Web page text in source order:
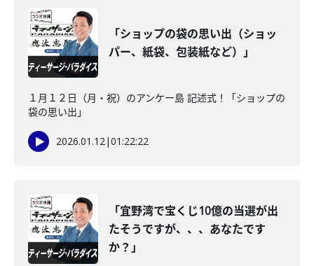
「ショップの袋の思い出（ショッ
パー、紙袋、包装紙など）」
１月１２日（月・祝）のアンケー島 記述式！「ショップの
袋の思い出」
2026.01.12|01:22:22
「宜野湾で宝くじ10億の当選が出
たそうですが、、、あなたです
か？」